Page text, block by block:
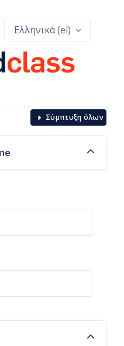
Ελληνικά ‎(el)‎
Σύμπτυξη όλων